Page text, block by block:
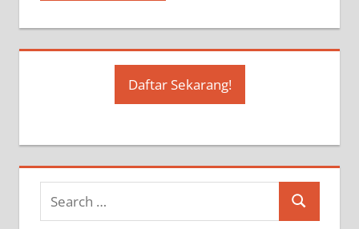
Daftar Sekarang!
Search